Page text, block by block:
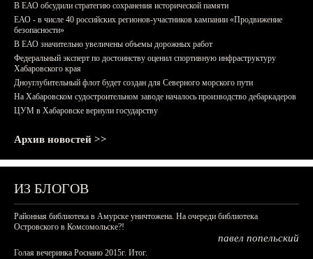
В ЕАО обсудили стратегию сохранения исторической памяти
ЕАО - в числе 40 российских регионов-участников кампании «Продвижение
безопасности»
В ЕАО значительно увеличены объемы дорожных работ
Федеральный эксперт по достоинству оценил спортивную инфраструктуру
Хабаровского края
Дноуглубительный флот будет создан для Северного морского пути
На Хабаровском судостроительном заводе началось производство дебаркадеров
ЦУМ в Хабаровске вернули государству
Архив новостей >>
ИЗ БЛОГОВ
Районная библиотека в Амурске уничтожена. На очереди библиотека
Островского в Комсомольске?!
павел попельский
Голая вечеринка Роснано 2015г. Итог.